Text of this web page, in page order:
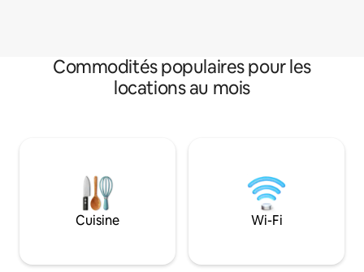
Commodités populaires pour les
locations au mois
Cuisine Wi-Fi